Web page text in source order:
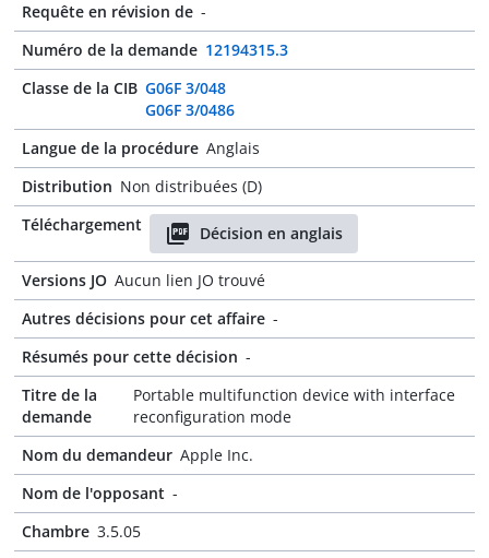
Requête en révision de -
Numéro de la demande 12194315.3
Classe de la CIB G06F 3/048
G06F 3/0486
Langue de la procédure Anglais
Distribution Non distribuées (D)
Téléchargement
Décision en anglais
Versions JO Aucun lien JO trouvé
Autres décisions pour cet affaire -
Résumés pour cette décision -
Titre de la
demande
Portable multifunction device with interface
reconfiguration mode
Nom du demandeur Apple Inc.
Nom de l'opposant -
Chambre 3.5.05